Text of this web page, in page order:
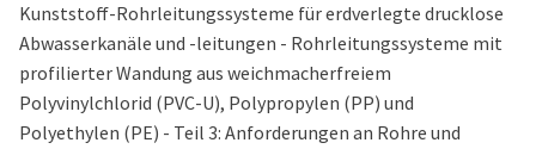
Kunststoff-Rohrleitungssysteme für erdverlegte drucklose
Abwasserkanäle und -leitungen - Rohrleitungssysteme mit
profilierter Wandung aus weichmacherfreiem
Polyvinylchlorid (PVC-U), Polypropylen (PP) und
Polyethylen (PE) - Teil 3: Anforderungen an Rohre und